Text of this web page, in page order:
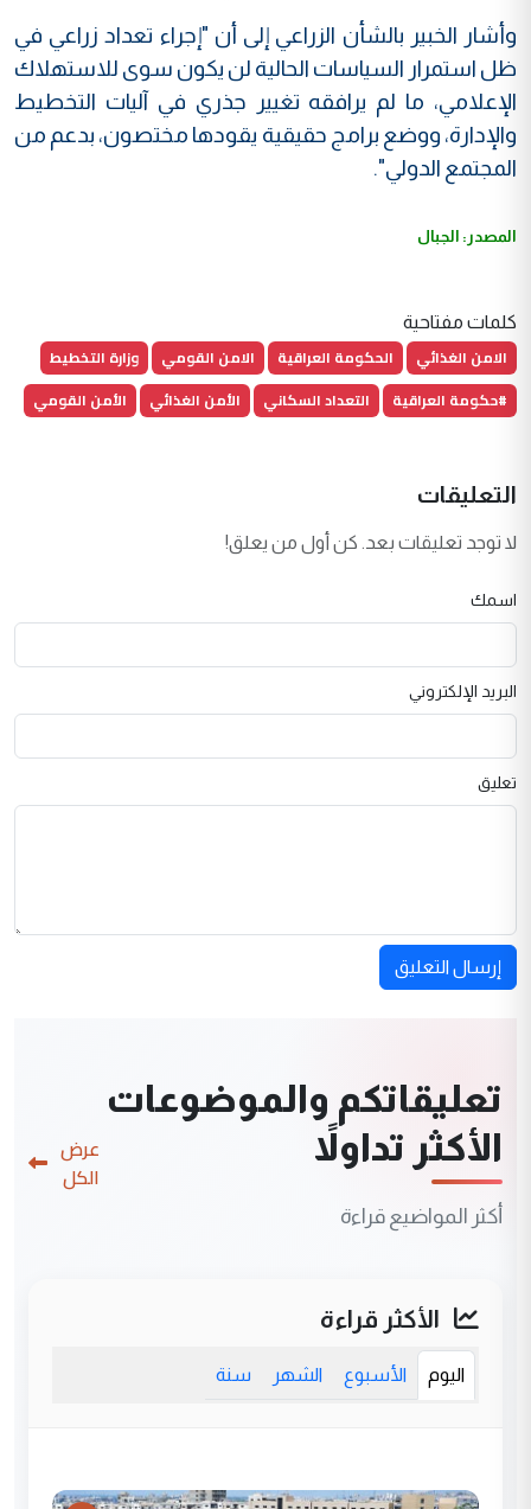
وأشار الخبير بالشأن الزراعي إلى أن "إجراء تعداد زراعي في
ظل استمرار السياسات الحالية لن يكون سوى للاستهلاك
الإعلامي، ما لم يرافقه تغيير جذري في آليات التخطيط
والإدارة، ووضع برامج حقيقية يقودها مختصون، بدعم من
المجتمع الدولي".
المصدر: الجبال
كلمات مفتاحية
الامن الغذائي الحكومة العراقية الامن القومي
وزارة التخطيط
#حكومة العراقية
التعداد السكاني الأمن الغذائي الأمن القومي
التعليقات
لا توجد تعليقات بعد. كن أول من يعلق!
اسمك
البريد الإلكتروني
تعليق
إرسال التعليق
تعليقاتكم والموضوعات
الأكثر تداولاً
أكثر المواضيع قراءة
عرض
الكل
الأكثر قراءة
اليوم الأسبوع الشهر سنة